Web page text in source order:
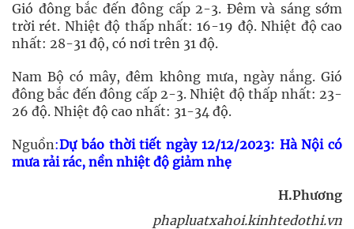
Gió đông bắc đến đông cấp 2-3. Đêm và sáng sớm
trời rét. Nhiệt độ thấp nhất: 16-19 độ. Nhiệt độ cao
nhất: 28-31 độ, có nơi trên 31 độ.
Nam Bộ có mây, đêm không mưa, ngày nắng. Gió
đông bắc đến đông cấp 2-3. Nhiệt độ thấp nhất: 23-
26 độ. Nhiệt độ cao nhất: 31-34 độ.
Nguồn:Dự báo thời tiết ngày 12/12/2023: Hà Nội có
mưa rải rác, nền nhiệt độ giảm nhẹ
H.Phương
phapluatxahoi.kinhtedothi.vn